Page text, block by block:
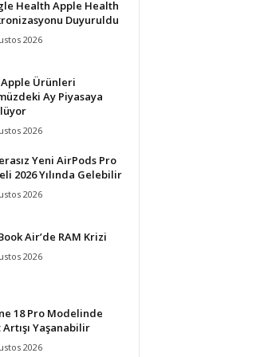
Health Apple Health
Duyuruldu
2026
Ürünleri
Ay Piyasaya
2026
Yeni AirPods Pro
2026 Yılında Gelebilir
2026
Air’de RAM Krizi
2026
18 Pro Modelinde
Artışı Yaşanabilir
2026